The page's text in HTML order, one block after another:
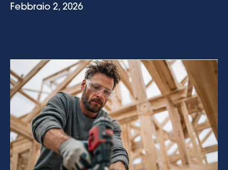
Febbraio 2, 2026